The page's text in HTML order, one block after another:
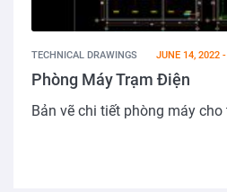
TECHNICAL DRAWINGS JUNE 14, 2022
Phòng Máy Trạm Điện
Bản vẽ chi tiết phòng máy cho